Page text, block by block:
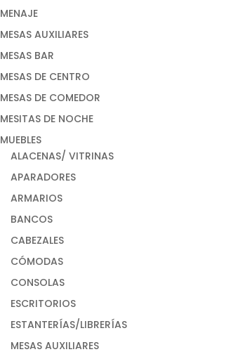
MENAJE
MESAS AUXILIARES
MESAS BAR
MESAS DE CENTRO
MESAS DE COMEDOR
MESITAS DE NOCHE
MUEBLES
ALACENAS/ VITRINAS
APARADORES
ARMARIOS
BANCOS
CABEZALES
CÓMODAS
CONSOLAS
ESCRITORIOS
ESTANTERÍAS/LIBRERÍAS
MESAS AUXILIARES